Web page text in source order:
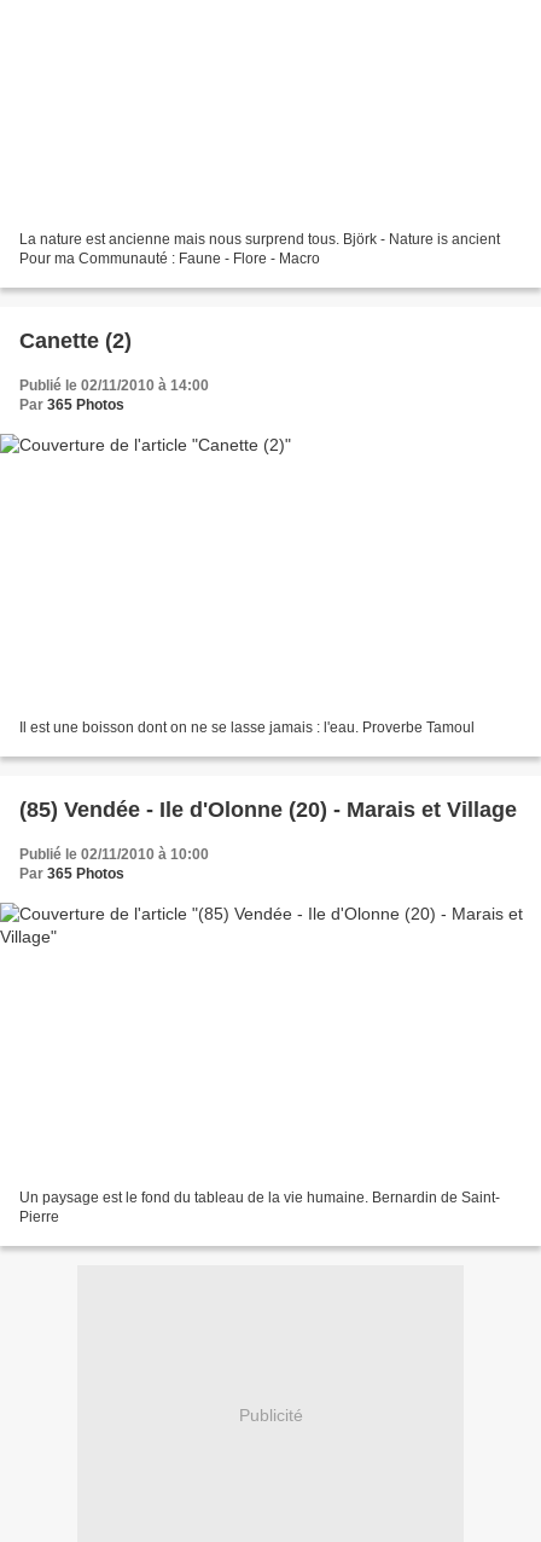
La nature est ancienne mais nous surprend tous. Björk - Nature is ancient
Pour ma Communauté : Faune - Flore - Macro
Canette (2)
Publié le 02/11/2010 à 14:00
Par 365 Photos
Il est une boisson dont on ne se lasse jamais : l'eau. Proverbe Tamoul
(85) Vendée - Ile d'Olonne (20) - Marais et Village
Publié le 02/11/2010 à 10:00
Par 365 Photos
Un paysage est le fond du tableau de la vie humaine. Bernardin de Saint-
Pierre
Publicité